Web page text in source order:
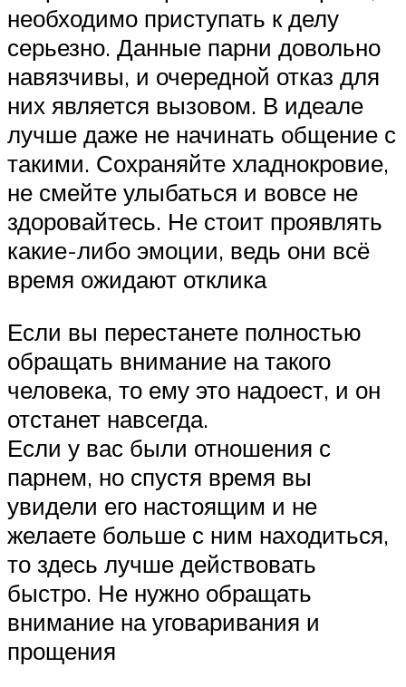
необходимо приступать к делу
серьезно. Данные парни довольно
навязчивы, и очередной отказ для
них является вызовом. В идеале
лучше даже не начинать общение с
такими. Сохраняйте хладнокровие,
не смейте улыбаться и вовсе не
здоровайтесь. Не стоит проявлять
какие-либо эмоции, ведь они всё
время ожидают отклика
Если вы перестанете полностью
обращать внимание на такого
человека, то ему это надоест, и он
отстанет навсегда.
Если у вас были отношения с
парнем, но спустя время вы
увидели его настоящим и не
желаете больше с ним находиться,
то здесь лучше действовать
быстро. Не нужно обращать
внимание на уговаривания и
прощения